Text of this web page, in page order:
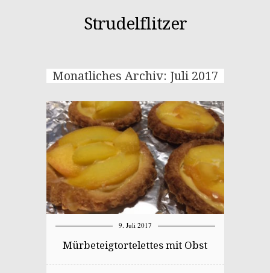
Strudelflitzer
Monatliches Archiv: Juli 2017
9. Juli 2017
Mürbeteigtortelettes mit Obst